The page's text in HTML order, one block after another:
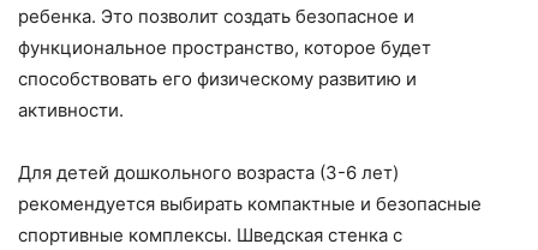
ребенка. Это позволит создать безопасное и
функциональное пространство, которое будет
способствовать его физическому развитию и
активности.
Для детей дошкольного возраста (3-6 лет)
рекомендуется выбирать компактные и безопасные
спортивные комплексы. Шведская стенка с